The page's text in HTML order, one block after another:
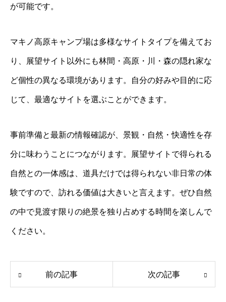
が可能です。
マキノ高原キャンプ場は多様なサイトタイプを備えてお
り、展望サイト以外にも林間・高原・川・森の隠れ家な
ど個性の異なる環境があります。自分の好みや目的に応
じて、最適なサイトを選ぶことができます。
事前準備と最新の情報確認が、景観・自然・快適性を存
分に味わうことにつながります。展望サイトで得られる
自然との一体感は、道具だけでは得られない非日常の体
験ですので、訪れる価値は大きいと言えます。ぜひ自然
の中で見渡す限りの絶景を独り占めする時間を楽しんで
ください。
前の記事 次の記事